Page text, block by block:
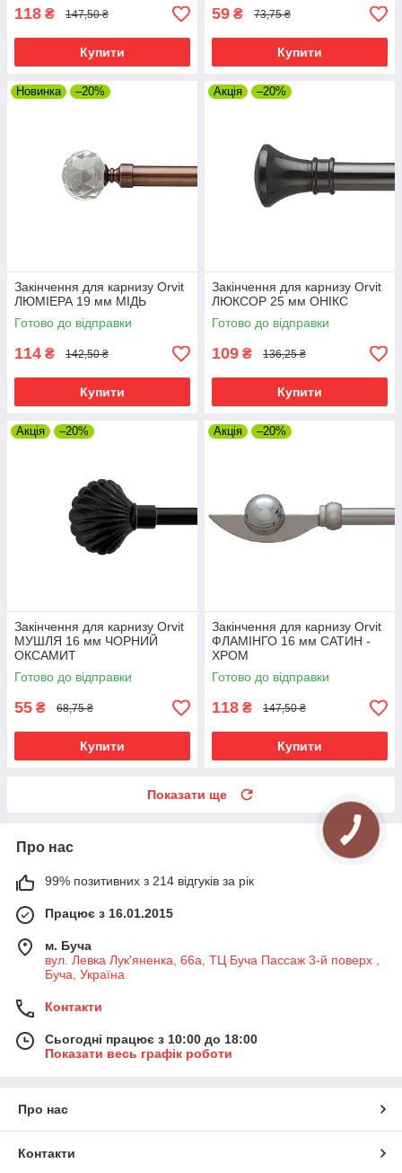
118 ₴ 147,50 ₴
Купити
59 ₴ 73,75 ₴
Купити
Новинка –20%
Закінчення для карнизу Orvit
ЛЮМІЕРА 19 мм МІДЬ
Готово до відправки
114 ₴ 142,50 ₴
Купити
Акція –20%
Закінчення для карнизу Orvit
ЛЮКСОР 25 мм ОНІКС
Готово до відправки
109 ₴ 136,25 ₴
Купити
Акція –20%
Закінчення для карнизу Orvit
МУШЛЯ 16 мм ЧОРНИЙ
ОКСАМИТ
Готово до відправки
55 ₴ 68,75 ₴
Купити
Акція –20%
Закінчення для карнизу Orvit
ФЛАМІНГО 16 мм САТИН -
ХРОМ
Готово до відправки
118 ₴ 147,50 ₴
Купити
Показати ще
Про нас
99% позитивних з 214 відгуків за рік
Працює з 16.01.2015
м. Буча
вул. Левка Лук'яненка, 66а, ТЦ Буча Пассаж 3-й поверх ,
Буча, Україна
Контакти
Сьогодні працює з 10:00 до 18:00
Показати весь графік роботи
Про нас
Контакти